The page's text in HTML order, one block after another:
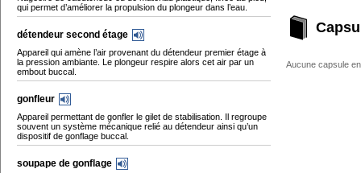
qui permet d’améliorer la propulsion du plongeur dans l’eau.
détendeur second étage
Appareil qui amène l’air provenant du détendeur premier étage à
la pression ambiante. Le plongeur respire alors cet air par un
embout buccal.
gonfleur
Appareil permettant de gonfler le gilet de stabilisation. Il regroupe
souvent un système mécanique relié au détendeur ainsi qu’un
dispositif de gonflage buccal.
soupape de gonflage
Aucune capsule